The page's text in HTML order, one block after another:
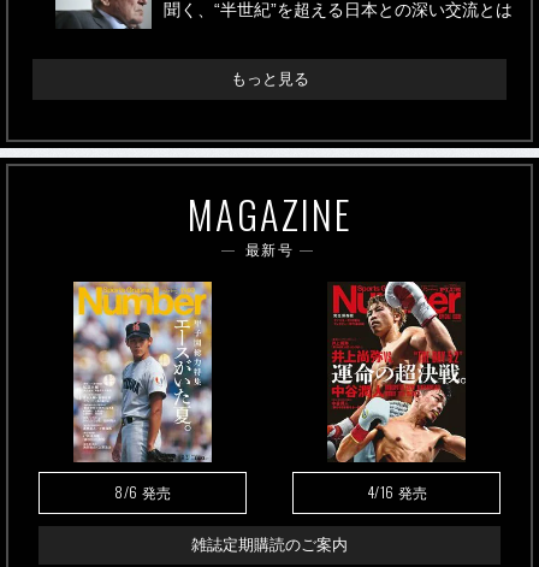
聞く、“半世紀”を超える日本との深い交流とは
もっと見る
MAGAZINE
最新号
8/6 発売 4/16 発売
雑誌定期購読のご案内